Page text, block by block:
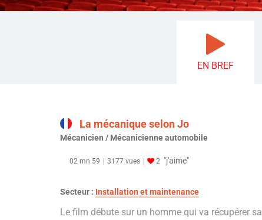
EN BREF
La mécanique selon Jo
Mécanicien / Mécanicienne automobile
02 mn 59 3177 vues 2 "j'aime"
Secteur : Installation et maintenance
Le film débute sur un homme qui va récupérer sa